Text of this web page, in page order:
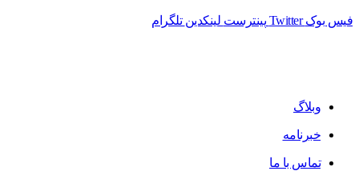
فیس بوک Twitter پینترست لینکدین تلگرام
وبلاگ
خبرنامه
تماس با ما